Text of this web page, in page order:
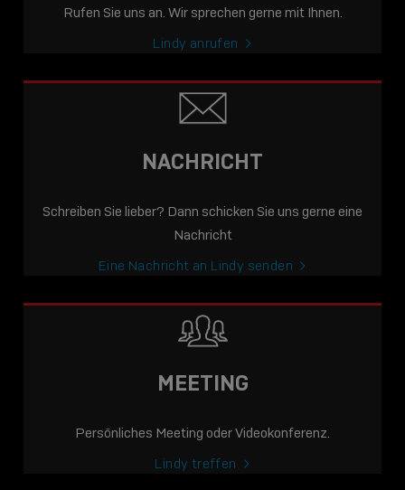
Rufen Sie uns an. Wir sprechen gerne mit Ihnen.
Lindy anrufen
NACHRICHT
Schreiben Sie lieber? Dann schicken Sie uns gerne eine
Nachricht
Eine Nachricht an Lindy senden
MEETING
Persönliches Meeting oder Videokonferenz.
Lindy treffen